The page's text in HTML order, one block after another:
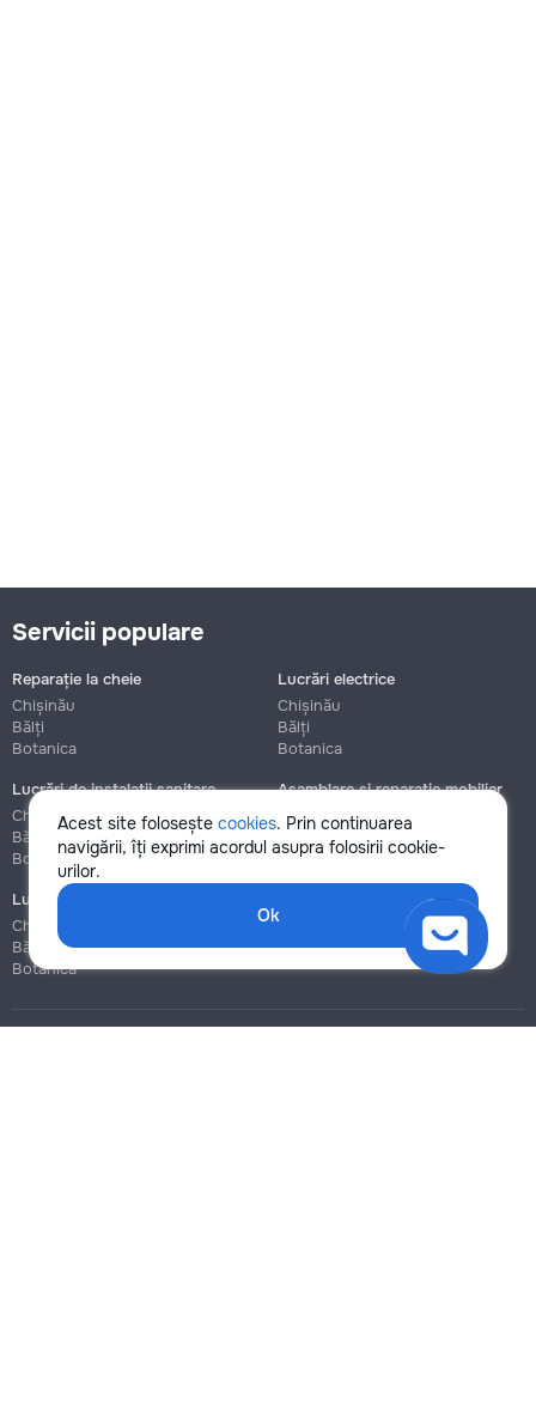
Acest site folosește cookies. Prin continuarea
navigării, îți exprimi acordul asupra folosirii cookie-
urilor.
Ok
Servicii populare
Reparație la cheie
Chișinău
Bălți
Botanica
Lucrări electrice
Chișinău
Bălți
Botanica
Lucrări de instalații sanitare
Chișinău
Bălți
Botanica
Asamblare și reparație mobilier
Chișinău
Botanica
Lucrări de construcție și instalare
Chișinău
Bălți
Botanica